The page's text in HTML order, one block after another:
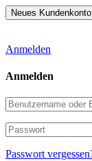
Anmelden
Anmelden
Benutzername
oder
E-
Mail-
Adresse
Passwort
Passwort